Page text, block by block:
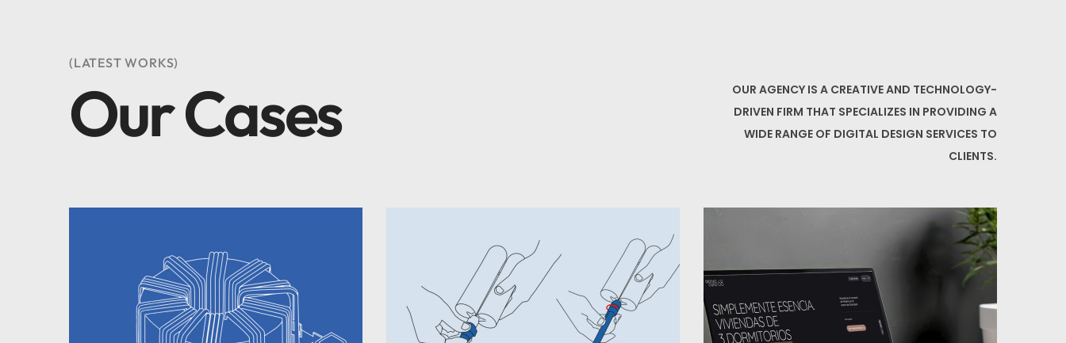
(LATEST WORKS)
Our Cases
OUR AGENCY IS A CREATIVE AND TECHNOLOGY-
DRIVEN FIRM THAT SPECIALIZES IN PROVIDING A
WIDE RANGE OF DIGITAL DESIGN SERVICES TO
CLIENTS.